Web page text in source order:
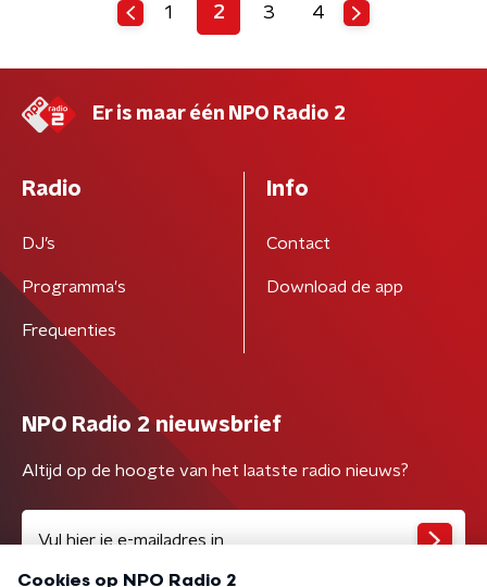
1 2 3 4
Er is maar één NPO Radio 2
Radio
DJ’s
Programma's
Frequenties
Info
Contact
Download de app
NPO Radio 2 nieuwsbrief
Altijd op de hoogte van het laatste radio nieuws?